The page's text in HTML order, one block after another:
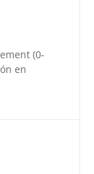
(0-
en